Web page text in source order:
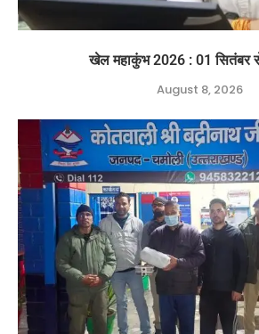
खेल महाकुंभ 2026 : 01 सितंबर
August 8, 2026